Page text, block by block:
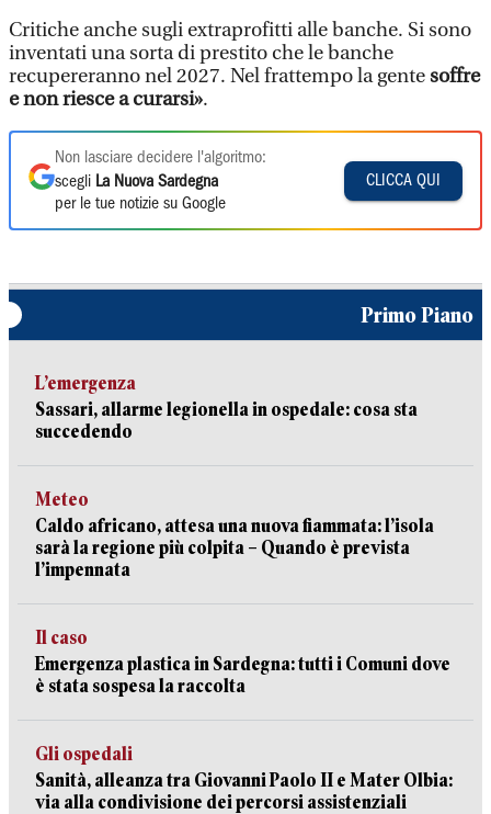
Critiche anche sugli extraprofitti alle banche. Si sono
inventati una sorta di prestito che le banche
recupereranno nel 2027. Nel frattempo la gentesoffre
e non riesce a curarsi».
Non lasciare decidere l'algoritmo:
scegli La Nuova Sardegna
per le tue notizie su Google
CLICCA QUI
Primo Piano
L’emergenza
Sassari, allarme legionella in ospedale: cosa sta
succedendo
Meteo
Caldo africano, attesa una nuova fiammata: l’isola
sarà la regione più colpita – Quando è prevista
l’impennata
Il caso
Emergenza plastica in Sardegna: tutti i Comuni dove
è stata sospesa la raccolta
Gli ospedali
Sanità, alleanza tra Giovanni Paolo II e Mater Olbia:
via alla condivisione dei percorsi assistenziali